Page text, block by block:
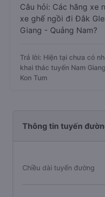
Câu hỏi: Các hãng xe
xe ghế ngồi đi Đắk
Giang - Quảng Nam?
Trả lời: Hiện tại chưa có
khai thác tuyến Nam
Kon Tum
Thông tin tuyến
Chiều dài tuyến đường